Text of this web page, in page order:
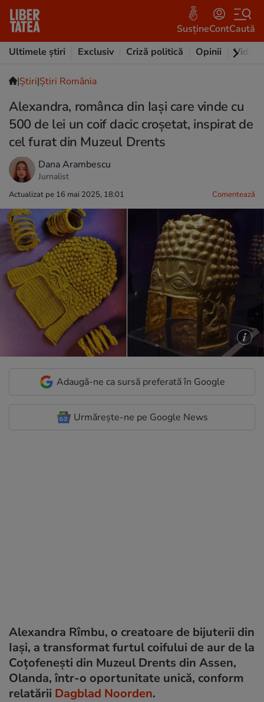
SusțineContCaută
Ultimele știri
Exclusiv Criză politică Opinii Video
|Ştiri|Știri România
Alexandra, românca din Iași care vinde cu
500 de lei un coif dacic croșetat, inspirat de
cel furat din Muzeul Drents
Dana Arambescu
Jurnalist
Actualizat pe 16 mai 2025, 18:01 Comentează
Adaugă-ne ca sursă preferată în Google
Urmărește-ne pe Google News
Alexandra Rîmbu, o creatoare de bijuterii din
Iași, a transformat furtul coifului de aur de la
Coțofenești din Muzeul Drents din Assen,
Olanda, într-o oportunitate unică, conform
relatării Dagblad Noorden.